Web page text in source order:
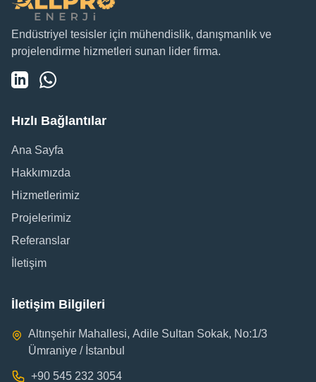
Endüstriyel tesisler için mühendislik, danışmanlık ve
projelendirme hizmetleri sunan lider firma.
Hızlı Bağlantılar
Ana Sayfa
Hakkımızda
Hizmetlerimiz
Projelerimiz
Referanslar
İletişim
İletişim Bilgileri
Altınşehir Mahallesi, Adile Sultan Sokak, No:1/3
Ümraniye / İstanbul
+90 545 232 3054